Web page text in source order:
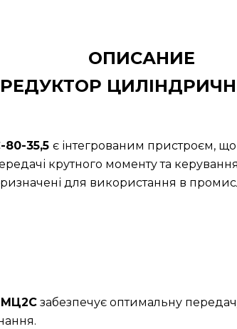
ОПИСАНИЕ
35,5 є інтегрованим пристроєм,
крутного моменту та
для використання в
забезпечує оптимальну